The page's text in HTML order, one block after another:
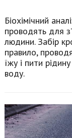
Біохімічний
проводять для
людини. Забір
правило,
їжу і пити
воду.